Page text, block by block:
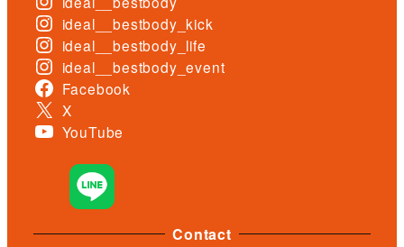
ideal__bestbody_kick
ideal__bestbody_life
ideal__bestbody_event
Facebook
X
YouTube
Contact